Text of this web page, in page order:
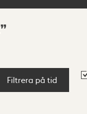
Filtrera på tid